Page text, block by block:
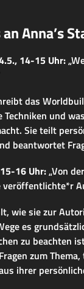
Anna’s
14-15 Uhr:
das
Techniken und
Sie teilt
beantwortet
16 Uhr:„Von
veröffentlichte*r
wie sie zur
es
zu beachten
zum
ihrer